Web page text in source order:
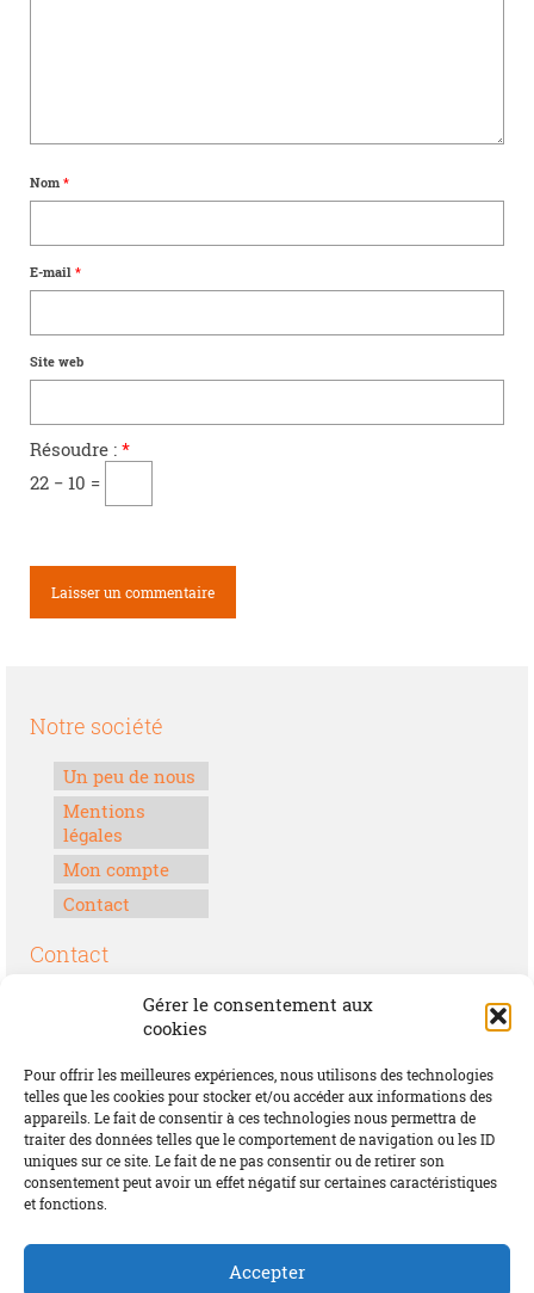
Gérer le consentement aux
cookies
Pour offrir les meilleures expériences, nous utilisons des technologies
telles que les cookies pour stocker et/ou accéder aux informations des
appareils. Le fait de consentir à ces technologies nous permettra de
traiter des données telles que le comportement de navigation ou les ID
uniques sur ce site. Le fait de ne pas consentir ou de retirer son
consentement peut avoir un effet négatif sur certaines caractéristiques
et fonctions.
Accepter
Nom *
E-mail *
Site web
Résoudre : *
22 − 10 =
Notre société
Un peu de nous
Mentions
légales
Mon compte
Contact
Contact
Boulevard Félix Houphouët-Boigny
contact@offrirdubonheur.com
Blog